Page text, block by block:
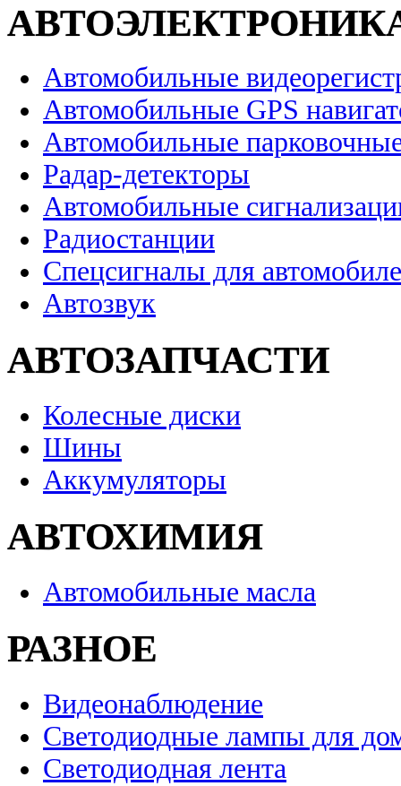
Автомобильные
Автомобильные GPS
Автомобильные
Радар-детекторы
Автомобильные
Радиостанции
Спецсигналы для
Автозвук
АВТОЗАПЧАСТИ
Колесные диски
Шины
Аккумуляторы
АВТОХИМИЯ
Автомобильные масла
РАЗНОЕ
Видеонаблюдение
Светодиодные лампы для
Светодиодная лента